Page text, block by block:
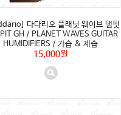
다다리오 플래닛 웨이브 댐핏
GH / PLANET WAVES GUITAR
HUMIDIFIERS / 가습 & 제습
15,000원